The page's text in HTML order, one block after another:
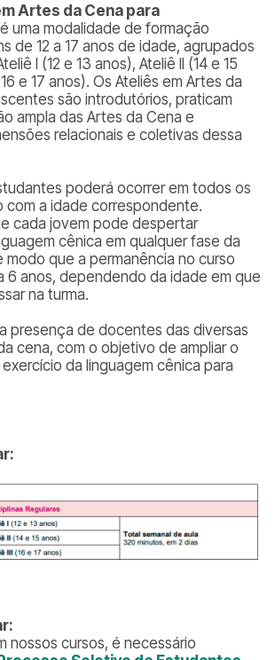
Artes da Cena para
é uma modalidade de formação
de 12 a 17 anos de idade, agrupados
I (12 e 13 anos), Ateliê II (14 e 15
e 17 anos). Os Ateliês em Artes da
são introdutórios, praticam
ampla das Artes da Cena e
relacionais e coletivas dessa
poderá ocorrer em todos os
com a idade correspondente.
cada jovem pode despertar
cênica em qualquer fase da
modo que a permanência no curso
6 anos, dependendo da idade em que
na turma.
presença de docentes das diversas
cena, com o objetivo de ampliar o
da linguagem cênica para
nossos cursos, é necessário